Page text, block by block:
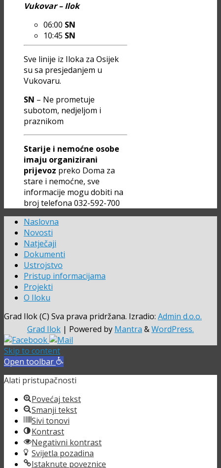
Vukovar – Ilok
06:00 SN
10:45 SN
Sve linije iz Iloka za Osijek
su sa presjedanjem u
Vukovaru.
SN – Ne prometuje
subotom, nedjeljom i
praznikom
Starije i nemoćne osobe
imaju organizirani
prijevoz preko Doma za
stare i nemoćne, sve
informacije mogu dobiti na
broj telefona 032-592-700
Naslovna
Novosti
Natječaji
Dokumenti
Ustrojstvo
Pristup informacijama
Projekti
O Iloku
Grad Ilok (C) Sva prava pridržana. Izradio: Admin d.o.o.
Grad Ilok | Powered by Mantra &WordPress.
Skip to content
Open toolbar
Alati pristupačnosti
Povećaj tekst
Smanji tekst
Sivi tonovi
Kontrast
Negativni kontrast
Svijetla pozadina
Istaknute poveznice